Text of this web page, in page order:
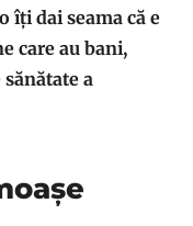
îți dai seama că e
care au bani,
a